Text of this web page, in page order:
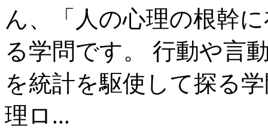
ん、「人の心理の根幹
る学問です。 行動や言
を統計を駆使して探る
理ロ...